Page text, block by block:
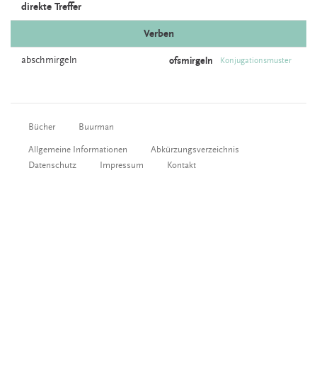
direkte Treffer
Verben
abschmirgeln ofsmirgeln Konjugationsmuster
Bücher Buurman
Allgemeine Informationen
Abkürzungsverzeichnis
Datenschutz
Impressum Kontakt